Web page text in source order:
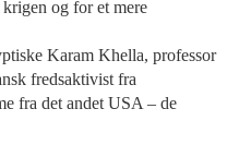
og for et mere
Karam Khella, professor
fredsaktivist fra
fra det andet USA – de